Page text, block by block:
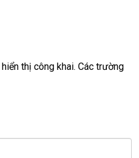
) touch X360 độ.
thị công khai. Các trường